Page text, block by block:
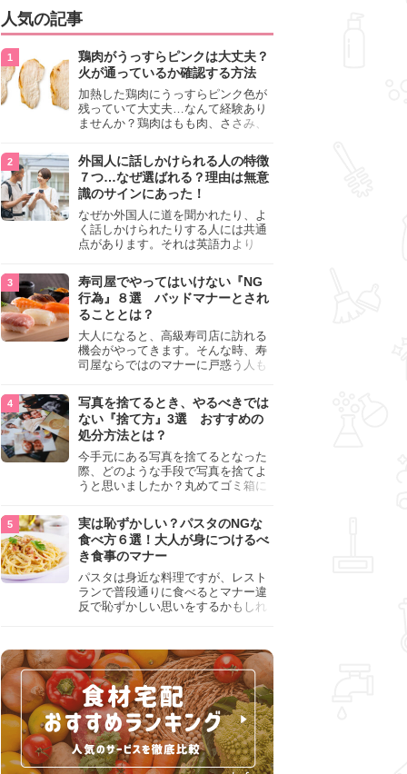
人気の記事
鶏肉がうっすらピンクは大丈夫？
火が通っているか確認する方法
加熱した鶏肉にうっすらピンク色が
残っていて大丈夫…なんて経験あり
ませんか？鶏肉はもも肉、ささみ、
わいが異なり、いろいろと楽しめる
料理ですが、鶏肉は加熱した後でも
うっすらピンク色の部分が大丈夫な
のと気になるときがあります。この
記事では生焼けか火が通っているの
かを確認する方法や、鶏肉を調理す
るときの注意点を紹介しますので、
参考にしてみてくださいね。
外国人に話しかけられる人の特徴
７つ…なぜ選ばれる？理由は無意
識のサインにあった！
なぜか外国人に道を聞かれたり、よ
く話しかけられたりする人には共通
点があります。それは英語力より
けても大丈夫」というサインが関係
しています。よく選ばれる人の特徴
や、英語が苦手でも焦らない対処
法、自分を守るための注意点を詳し
く解説します。
寿司屋でやってはいけない『NG
行為』８選 バッドマナーとされ
ることとは？
大人になると、高級寿司店に訪れる
機会がやってきます。そんな時、寿
司屋ならではのマナーに戸惑う人も
らためて寿司屋でやってはいけない
『NG行為』をチェックしましょう。
写真を捨てるとき、やるべきでは
ない『捨て方』3選 おすすめの
処分方法とは？
今手元にある写真を捨てるとなった
際、どのような手段で写真を捨てよ
うと思いましたか？丸めてゴミ箱に
真は個人情報が詰まっているので、
ただ丸めただけの状態で捨ててしま
うのは危険です。写真にすべきでは
ない捨て方をまとめているので、ぜ
ひチェックしておきましょう。
実は恥ずかしい？パスタのNGな
食べ方６選！大人が身につけるべ
き食事のマナー
パスタは身近な料理ですが、レスト
ランで普段通りに食べるとマナー違
反で恥ずかしい思いをするかもしれ
して、正しい食べ方を確認しましょ
う。大人の嗜みとして知っておきた
い新常識を解説します。